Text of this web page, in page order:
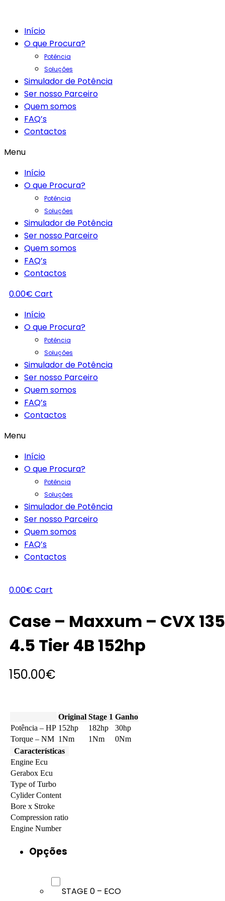
Início
O que Procura?
Potência
Soluções
Simulador de Potência
Ser nosso Parceiro
Quem somos
FAQ’s
Contactos
Menu
Início
O que Procura?
Potência
Soluções
Simulador de Potência
Ser nosso Parceiro
Quem somos
FAQ’s
Contactos
0.00€ Cart
Início
O que Procura?
Potência
Soluções
Simulador de Potência
Ser nosso Parceiro
Quem somos
FAQ’s
Contactos
Menu
Início
O que Procura?
Potência
Soluções
Simulador de Potência
Ser nosso Parceiro
Quem somos
FAQ’s
Contactos
0.00€ Cart
Case – Maxxum – CVX 135
4.5 Tier 4B 152hp
150.00€
Original Stage 1 Ganho
Potência – HP 152hp 182hp
30hp
Torque – NM 1Nm 1Nm
0Nm
Características
Engine Ecu
Gerabox Ecu
Type of Turbo
Cylider Content
Bore x Stroke
Compression ratio
Engine Number
Opções
STAGE 0 – ECO